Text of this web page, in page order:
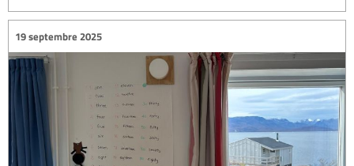
19 septembre 2025